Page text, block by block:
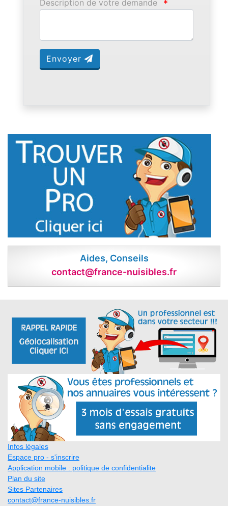
Description de votre demande *
Envoyer
Aides, Conseils
contact@france-nuisibles.fr
Infos légales
Espace pro - s'inscrire
Application mobile : politique de confidentialite
Plan du site
Sites Partenaires
contact@france-nuisibles.fr